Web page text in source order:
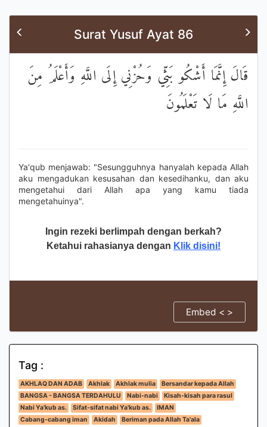
Surat Yusuf Ayat 86
قَالَ إِنَّمَا أَشْكُو بَثِّي وَحُزْنِي إِلَى اللَّهِ وَأَعْلَمُ مِنَ
اللَّهِ مَا لَا تَعْلَمُونَ
Ya'qub menjawab: "Sesungguhnya hanyalah kepada Allah
aku mengadukan kesusahan dan kesedihanku, dan aku
mengetahui dari Allah apa yang kamu tiada
mengetahuinya".
Ingin rezeki berlimpah dengan berkah?
Ketahui rahasianya dengan Klik disini!
Embed < >
Tag :
AKHLAQ DAN ADAB Akhlak Akhlak mulia
Bersandar kepada Allah
BANGSA - BANGSA TERDAHULU
Nabi-nabi
Kisah-kisah para rasul
Nabi Ya'kub as.
Sifat-sifat nabi Ya'kub as.
IMAN
Cabang-cabang iman
Akidah
Beriman pada Allah Ta'ala